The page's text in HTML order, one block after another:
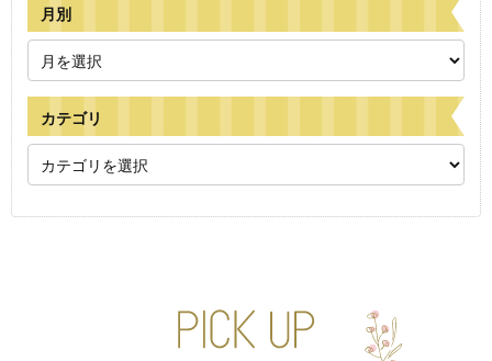
月別
カテゴリ